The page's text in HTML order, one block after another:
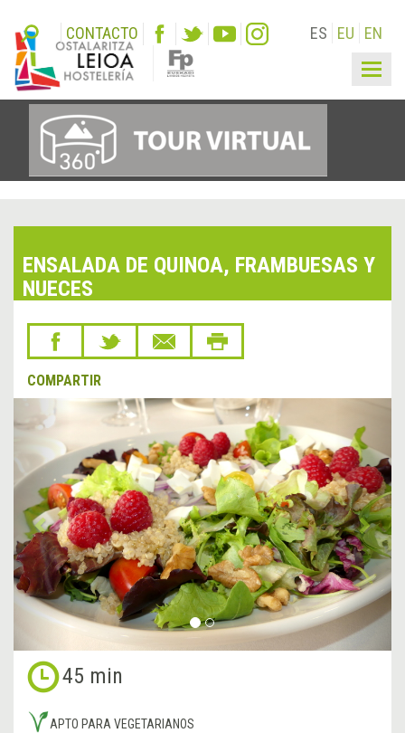
CONTACTO ES EU EN
ENSALADA DE QUINOA, FRAMBUESAS Y
NUECES
COMPARTIR
&lsaquo;
Anterior
45 min
APTO PARA VEGETARIANOS